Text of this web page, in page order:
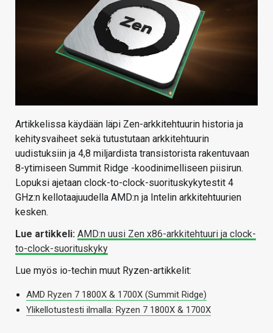
Artikkelissa käydään läpi Zen-arkkitehtuurin historia ja
kehitysvaiheet sekä tutustutaan arkkitehtuurin
uudistuksiin ja 4,8 miljardista transistorista rakentuvaan
8-ytimiseen Summit Ridge -koodinimelliseen piisirun.
Lopuksi ajetaan clock-to-clock-suorituskykytestit 4
GHz:n kellotaajuudella AMD:n ja Intelin arkkitehtuurien
kesken.
Lue artikkeli: AMD:n uusi Zen x86-arkkitehtuuri ja clock-
to-clock-suorituskyky
Lue myös io-techin muut Ryzen-artikkelit:
AMD Ryzen 7 1800X & 1700X (Summit Ridge)
Ylikellotustesti ilmalla: Ryzen 7 1800X & 1700X